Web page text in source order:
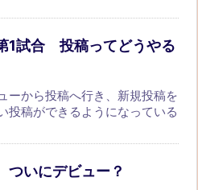
1試合 投稿ってどうやる
ーから投稿へ行き、新規投稿を
投稿ができるようになっている
いにデビュー？